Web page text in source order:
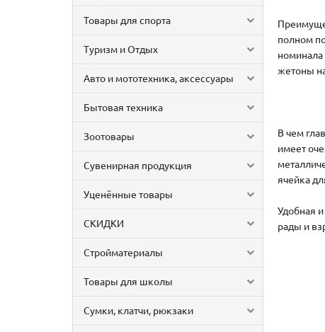
Товары для спорта
Туризм и Отдых
Авто и мототехника, аксессуары
Бытовая техника
Зоотовары
Сувенирная продукция
Уценённые товары
СКИДКИ
Стройматериалы
Товары для школы
Сумки, клатчи, рюкзаки
полном
жетоны
В чем
имеет
ячейка
Удобная
рады и